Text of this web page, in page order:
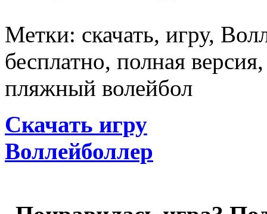
Метки: скачать, игру,
бесплатно, полная
пляжный волейбол
Скачать игру
Воллейболлер